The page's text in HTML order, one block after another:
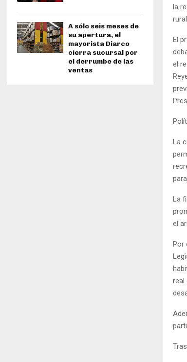
la
El
el
La
La
el
Por
real
A sólo seis meses de
su apertura, el
mayorista Diarco
cierra sucursal por
el derrumbe de las
ventas